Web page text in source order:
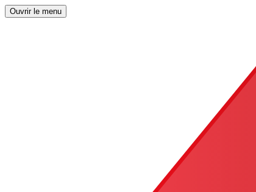
Ouvrir le menu